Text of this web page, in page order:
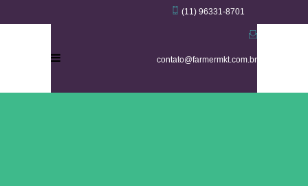
(11) 96331-8701
contato@farmermkt.com.br